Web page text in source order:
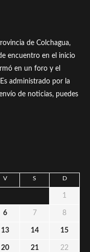
de Colchagua,
encuentro en el inicio
en un foro y el
administrado por la
de noticias, puedes
V S D
1
6 7 8
13 14 15
20 21 22